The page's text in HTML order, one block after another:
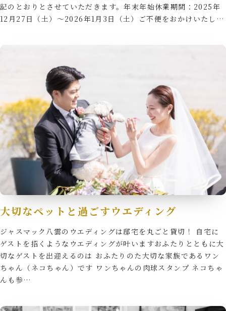
Cuisine&Item
料理とアイテム
Reserve
見学予約
記のとおりとさせていただきます。年末年始休業期間：2025年
12月27日（土）～2026年1月3日（土）ご不便をおかけいたし…
大切なペットと過ごすウエディング
ジャスマック八雲のウエディングは邸宅を丸ごと貸切！ 自宅に
ゲストを招くようなウエディングが叶いますおふたりとともに大
切なゲストを出迎えるのは おふたりのた大切な家族であるワン
ちゃん（ネコちゃん）です ワンちゃんの肉球スタンプ ネコちゃ
んも参…